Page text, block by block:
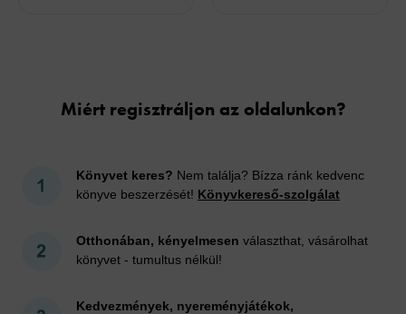
Miért regisztráljon az oldalunkon?
Könyvet keres? Nem találja? Bízza ránk kedvenc
könyve beszerzését! Könyvkereső-szolgálat
Otthonában, kényelmesen választhat, vásárolhat
könyvet - tumultus nélkül!
Kedvezmények, nyereményjátékok,